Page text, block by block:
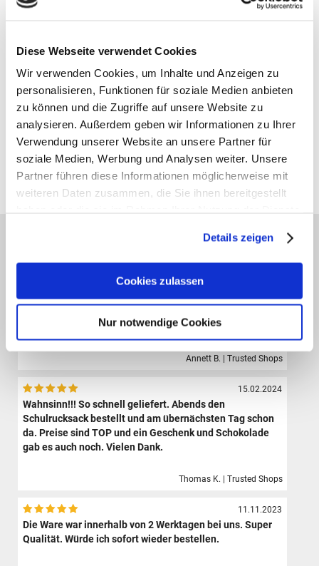
Diese Webseite verwendet Cookies
Wir verwenden Cookies, um Inhalte und Anzeigen zu
personalisieren, Funktionen für soziale Medien anbieten
zu können und die Zugriffe auf unsere Website zu
analysieren. Außerdem geben wir Informationen zu Ihrer
Verwendung unserer Website an unsere Partner für
soziale Medien, Werbung und Analysen weiter. Unsere
Partner führen diese Informationen möglicherweise mit
weiteren Daten zusammen, die Sie ihnen bereitgestellt
Details zeigen
Cookies zulassen
Nur notwendige Cookies
Deutschland
Fax: +49 8105 77292-920
E-Mail: service@reisenthel.com
Gutscheine bestellen
Alle Preise verstehen sich inklusive der gesetzl. MwSt. und zzgl.
Versand(ab 39,00 € Bestellwert versandkostenfrei!)
Sporttaschen, Schulranzen und Zubehör.Die Bestellung
ist sehr einfach und der Versand erfolgte sehr schnell.
Annett B. | Trusted Shops
15.02.2024
Wahnsinn!!! So schnell geliefert. Abends den
Schulrucksack bestellt und am übernächsten Tag schon
da. Preise sind TOP und ein Geschenk und Schokolade
gab es auch noch. Vielen Dank.
Thomas K. | Trusted Shops
11.11.2023
Die Ware war innerhalb von 2 Werktagen bei uns. Super
Qualität. Würde ich sofort wieder bestellen.